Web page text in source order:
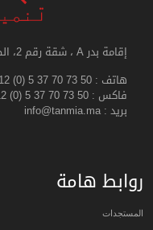
إقامة بدر A ، شقة رقم 2، الطابق الاول ، المحيط – الرباط – المغرب
هاتف : (0) 5 37 70 73 50
فاكس : (0) 5 37 70 73 50
بريد : info@tanmia.ma
روابط هامة
المستجدات